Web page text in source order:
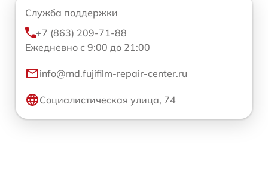
Служба поддержки
+7 (863) 209-71-88
Ежедневно с 9:00 до 21:00
info@rnd.fujifilm-repair-center.ru
Социалистическая улица, 74